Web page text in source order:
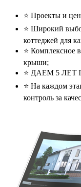
⭐️ Проекты и
⭐️ Широкий
коттеджей для
⭐️ Комплексное
крыши;
⭐️ ДАЕМ 5 ЛЕТ
⭐️ На каждом
контроль за